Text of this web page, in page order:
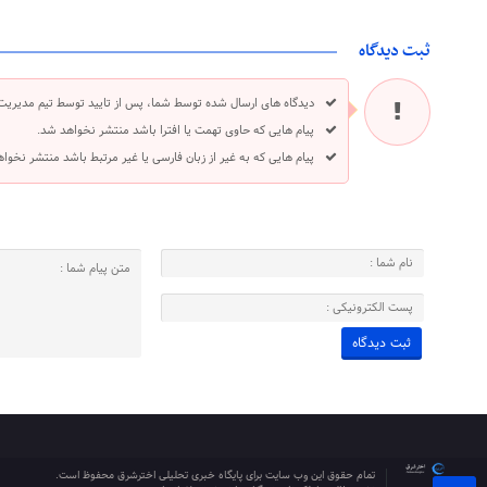
ثبت دیدگاه
دیدگاه های ارسال شده توسط شما، پس از تایید توسط تیم
پیام هایی که حاوی تهمت یا افترا باشد منتشر نخواهد شد.
پیام هایی که به غیر از زبان فارسی یا غیر مرتبط باشد منتشر
تمام حقوق این وب سایت برای پایگاه خبری تحلیلی اخترشرق محفوظ است.